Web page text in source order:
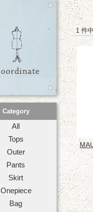
Category
All
Tops
Outer
Pants
Skirt
Onepiece
Bag
1 件